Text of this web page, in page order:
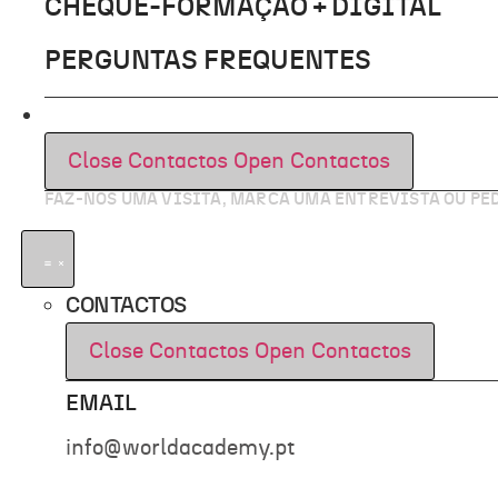
CHEQUE-FORMAÇÃO + DIGITAL
PERGUNTAS FREQUENTES
Close Contactos Open Contactos
FAZ-NOS UMA VISITA, MARCA UMA ENTREVISTA OU
CONTACTOS
Close Contactos Open Contactos
EMAIL
info@worldacademy.pt